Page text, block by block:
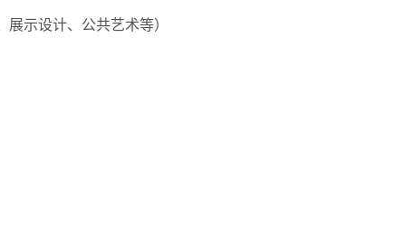
示设计、公共艺术等）